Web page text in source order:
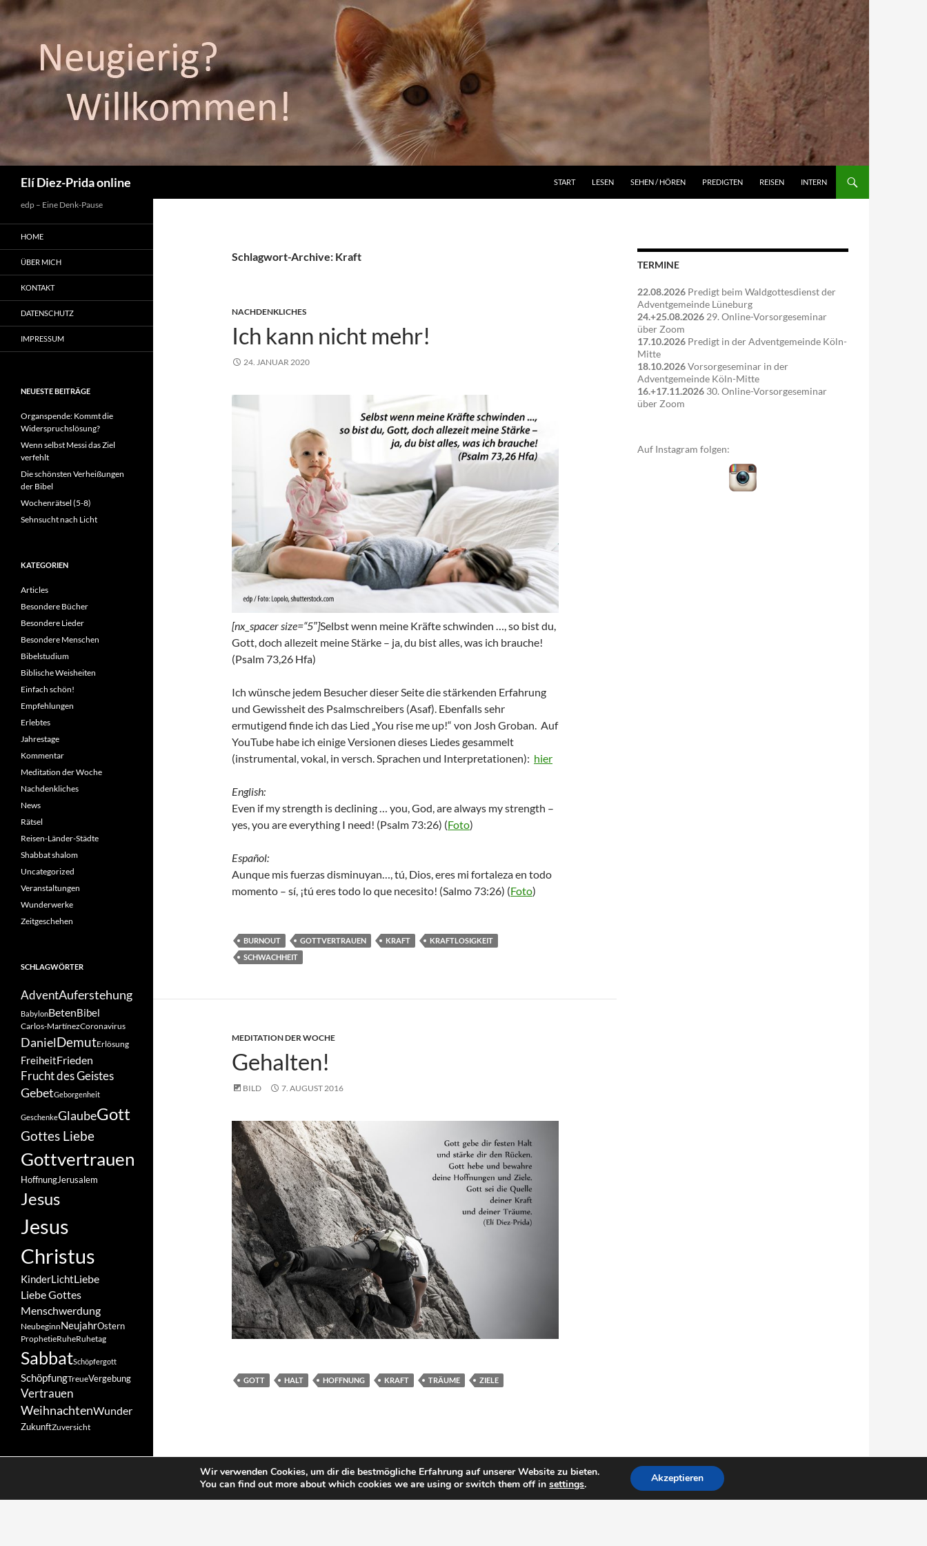
Elí Diez-Prida online
START
LESEN SEHEN / HÖREN PREDIGTEN REISEN INTERN
Schlagwort-Archive: Kraft
NACHDENKLICHES
Ich kann nicht mehr!
24. JANUAR 2020
[nx_spacer size=“5″]Selbst wenn meine Kräfte schwinden …, so bist du,
Gott, doch allezeit meine Stärke – ja, du bist alles, was ich brauche!
(Psalm 73,26 Hfa)
Ich wünsche jedem Besucher dieser Seite die stärkenden Erfahrung
und Gewissheit des Psalmschreibers (Asaf). Ebenfalls sehr
ermutigend finde ich das Lied „You rise me up!“ von Josh Groban. Auf
YouTube habe ich einige Versionen dieses Liedes gesammelt
(instrumental, vokal, in versch. Sprachen und Interpretationen): hier
English:
Even if my strength is declining … you, God, are always my strength –
yes, you are everything I need! (Psalm 73:26) (Foto)
Español:
Aunque mis fuerzas disminuyan…, tú, Dios, eres mi fortaleza en todo
momento – sí, ¡tú eres todo lo que necesito! (Salmo 73:26) (Foto)
BURNOUT GOTTVERTRAUEN KRAFT
KRAFTLOSIGKEIT
SCHWACHHEIT
MEDITATION DER WOCHE
Gehalten!
BILD 7. AUGUST 2016
GOTT HALT HOFFNUNG KRAFT TRÄUME ZIELE
TERMINE
22.08.2026 Predigt beim Waldgottesdienst der
Adventgemeinde Lüneburg
24.+25.08.2026 29. Online-Vorsorgeseminar
über Zoom
17.10.2026 Predigt in der Adventgemeinde Köln-
Mitte
18.10.2026Vorsorgeseminar in der
Adventgemeinde Köln-Mitte
16.+17.11.2026 30. Online-Vorsorgeseminar
über Zoom
Auf Instagram folgen:
edp – Eine Denk-Pause
HOME
ÜBER MICH
KONTAKT
DATENSCHUTZ
IMPRESSUM
NEUESTE BEITRÄGE
Organspende: Kommt die
Widerspruchslösung?
Wenn selbst Messi das Ziel
verfehlt
Die schönsten Verheißungen
der Bibel
Wochenrätsel (5-8)
Sehnsucht nach Licht
KATEGORIEN
Articles
Besondere Bücher
Besondere Lieder
Besondere Menschen
Bibelstudium
Biblische Weisheiten
Einfach schön!
Empfehlungen
Erlebtes
Jahrestage
Kommentar
Meditation der Woche
Nachdenkliches
News
Rätsel
Reisen-Länder-Städte
Shabbat shalom
Uncategorized
Veranstaltungen
Wunderwerke
Zeitgeschehen
SCHLAGWÖRTER
AdventAuferstehung
BabylonBetenBibel
Carlos-MartínezCoronavirus
DanielDemutErlösung
FreiheitFrieden
Frucht des Geistes
GebetGeborgenheit
GeschenkeGlaubeGott
Gottes Liebe
Gottvertrauen
HoffnungJerusalem
Jesus
Jesus
Christus
KinderLichtLiebe
Liebe Gottes
Menschwerdung
NeubeginnNeujahrOstern
ProphetieRuheRuhetag
SabbatSchöpfergott
SchöpfungTreueVergebung
Vertrauen
WeihnachtenWunder
ZukunftZuversicht
Wir verwenden Cookies, um dir die bestmögliche Erfahrung auf unserer Website zu bieten.
You can find out more about which cookies we are using or switch them off insettings. Akzeptieren